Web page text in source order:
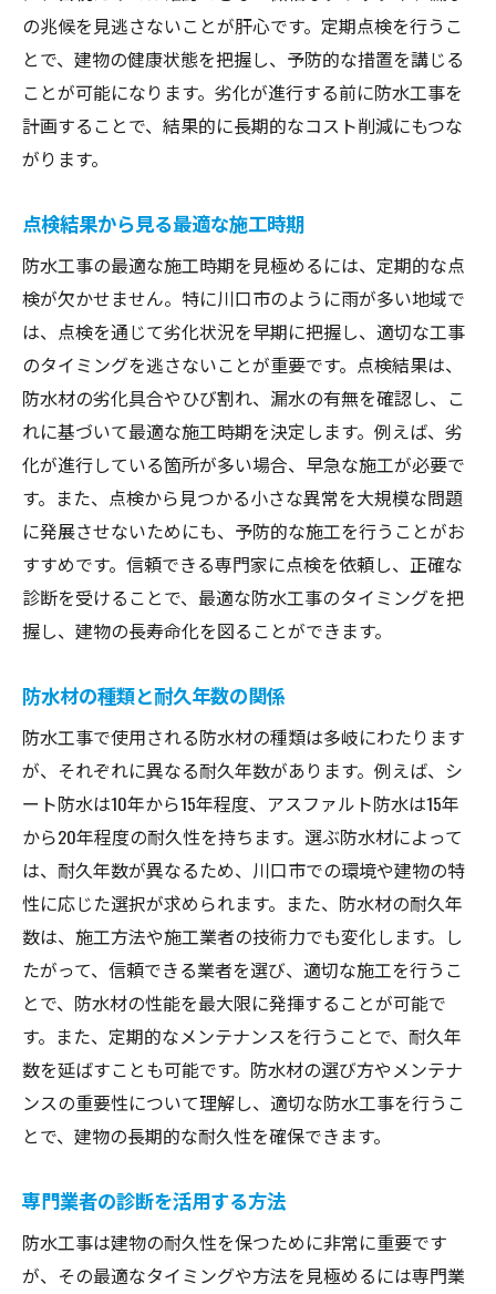
の兆候を見逃さないことが肝心です。定期点検を行うこ
とで、建物の健康状態を把握し、予防的な措置を講じる
ことが可能になります。劣化が進行する前に防水工事を
計画することで、結果的に長期的なコスト削減にもつな
がります。
点検結果から見る最適な施工時期
防水工事の最適な施工時期を見極めるには、定期的な点
検が欠かせません。特に川口市のように雨が多い地域で
は、点検を通じて劣化状況を早期に把握し、適切な工事
のタイミングを逃さないことが重要です。点検結果は、
防水材の劣化具合やひび割れ、漏水の有無を確認し、こ
れに基づいて最適な施工時期を決定します。例えば、劣
化が進行している箇所が多い場合、早急な施工が必要で
す。また、点検から見つかる小さな異常を大規模な問題
に発展させないためにも、予防的な施工を行うことがお
すすめです。信頼できる専門家に点検を依頼し、正確な
診断を受けることで、最適な防水工事のタイミングを把
握し、建物の長寿命化を図ることができます。
防水材の種類と耐久年数の関係
防水工事で使用される防水材の種類は多岐にわたります
が、それぞれに異なる耐久年数があります。例えば、シ
ート防水は10年から15年程度、アスファルト防水は15年
から20年程度の耐久性を持ちます。選ぶ防水材によって
は、耐久年数が異なるため、川口市での環境や建物の特
性に応じた選択が求められます。また、防水材の耐久年
数は、施工方法や施工業者の技術力でも変化します。し
たがって、信頼できる業者を選び、適切な施工を行うこ
とで、防水材の性能を最大限に発揮することが可能で
す。また、定期的なメンテナンスを行うことで、耐久年
数を延ばすことも可能です。防水材の選び方やメンテナ
ンスの重要性について理解し、適切な防水工事を行うこ
とで、建物の長期的な耐久性を確保できます。
専門業者の診断を活用する方法
防水工事は建物の耐久性を保つために非常に重要です
が、その最適なタイミングや方法を見極めるには専門業